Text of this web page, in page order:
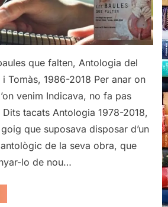
Antologia
del
premi
Bernat
Vidal
1986-
2018
que falten, Antologia del
Tomàs, 1986-2018 Per anar on
venim Indicava, no fa pas
tacats Antologia 1978-2018,
goig que suposava disposar d’un
de la seva obra, que
lo de nou…